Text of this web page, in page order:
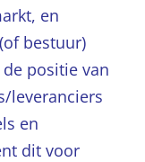
en
bestuur)
positie van
leveranciers
en
dit voor